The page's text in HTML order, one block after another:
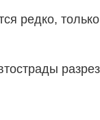
редко,